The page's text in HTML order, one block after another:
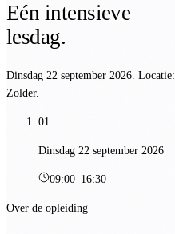
Eén intensieve
lesdag.
Dinsdag 22 september 2026. Locatie:
Zolder.
01
Dinsdag 22 september 2026
09:00–16:30
Over de opleiding